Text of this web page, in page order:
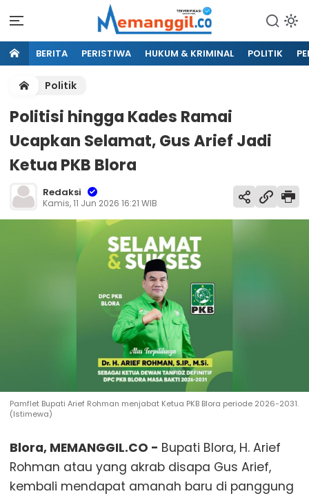
BERITA PERISTIWA HUKUM & KRIMINAL POLITIK
Politik
Politisi hingga Kades Ramai
Ucapkan Selamat, Gus Arief Jadi
Ketua PKB Blora
Redaksi
Kamis, 11 Jun 2026 16:21 WIB
Pamflet Bupati Arief Rohman menjabat Ketua PKB Blora periode 2026-2031.
(Istimewa)
Blora, MEMANGGIL.CO - Bupati Blora, H. Arief
Rohman atau yang akrab disapa Gus Arief,
kembali mendapat amanah baru di panggung